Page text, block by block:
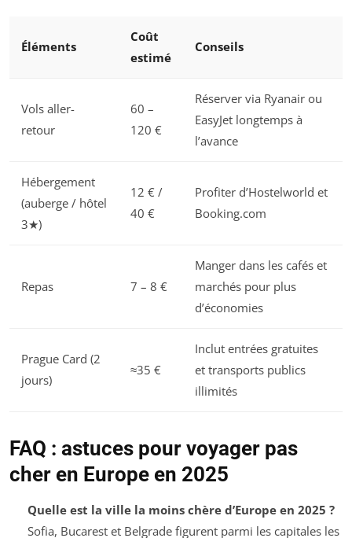
Éléments
Coût
estimé
Conseils
Vols aller-
retour
60 –
120 €
Réserver via Ryanair ou
EasyJet longtemps à
l’avance
Hébergement
(auberge / hôtel
3★)
12 € /
40 €
Profiter d’Hostelworld et
Booking.com
Repas 7 – 8 €
Manger dans les cafés et
marchés pour plus
d’économies
Prague Card (2
jours)
≈35 €
Inclut entrées gratuites
et transports publics
illimités
FAQ : astuces pour voyager pas
cher en Europe en 2025
Quelle est la ville la moins chère d’Europe en 2025 ?
Sofia, Bucarest et Belgrade figurent parmi les capitales les